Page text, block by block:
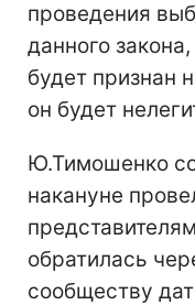
проведения
данного
будет признан
он будет
Ю.Тимошенко
накануне
обратилась
сообществу